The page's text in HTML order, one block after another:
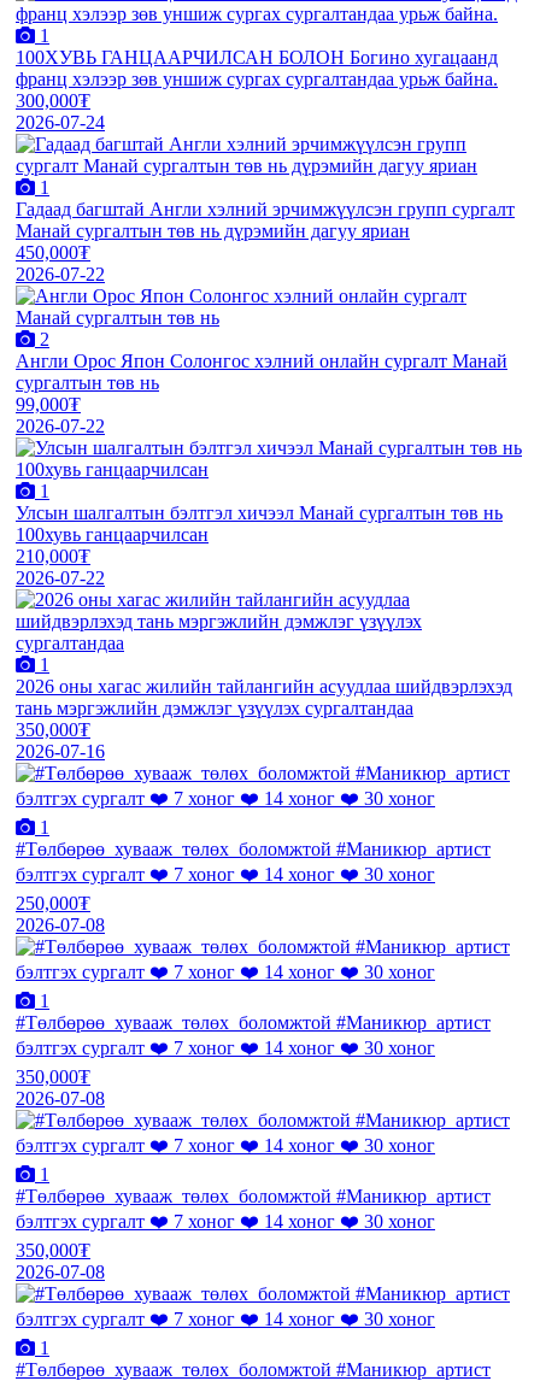
1
100ХУВЬ ГАНЦААРЧИЛСАН БОЛОН Богино хугацаанд
франц хэлээр зөв уншиж сургах сургалтандаа урьж байна.
300,000₮
2026-07-24
1
Гадаад багштай Англи хэлний эрчимжүүлсэн групп сургалт
Манай сургалтын төв нь дүрэмийн дагуу яриан
450,000₮
2026-07-22
2
Англи Орос Япон Солонгос хэлний онлайн сургалт Манай
сургалтын төв нь
99,000₮
2026-07-22
1
Улсын шалгалтын бэлтгэл хичээл Манай сургалтын төв нь
100хувь ганцаарчилсан
210,000₮
2026-07-22
1
2026 оны хагас жилийн тайлангийн асуудлаа шийдвэрлэхэд
тань мэргэжлийн дэмжлэг үзүүлэх сургалтандаа
350,000₮
2026-07-16
1
#Төлбөрөө_хувааж_төлөх_боломжтой #Маникюр_артист
бэлтгэх сургалт ❤️ 7 хоног ❤️ 14 хоног ❤️ 30 хоног
250,000₮
2026-07-08
1
#Төлбөрөө_хувааж_төлөх_боломжтой #Маникюр_артист
бэлтгэх сургалт ❤️ 7 хоног ❤️ 14 хоног ❤️ 30 хоног
350,000₮
2026-07-08
1
#Төлбөрөө_хувааж_төлөх_боломжтой #Маникюр_артист
бэлтгэх сургалт ❤️ 7 хоног ❤️ 14 хоног ❤️ 30 хоног
350,000₮
2026-07-08
1
#Төлбөрөө_хувааж_төлөх_боломжтой #Маникюр_артист